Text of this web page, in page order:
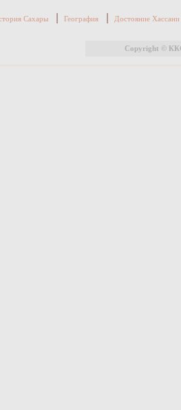
Сахары | География | Достояние Хассани
Copyright ©